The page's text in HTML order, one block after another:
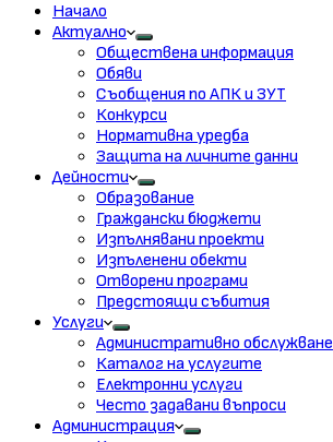
Начало
Актуално
Обществена информация
Обяви
Съобщения по АПК и ЗУТ
Конкурси
Нормативна уредба
Защита на личните данни
Дейности
Образование
Граждански бюджети
Изпълнявани проекти
Изпъленени обекти
Отворени програми
Предстоящи събития
Услуги
Административно обслужване
Каталог на услугите
Електронни услуги
Често задавани въпроси
Администрация